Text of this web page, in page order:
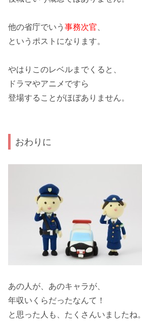
他の省庁でいう 事務次官
というポストになります。
やはりこのレベルまでくると、
ドラマやアニメですら
登場することがほぼありません。
おわりに
あの人が、あのキャラが、
年収いくらだったなんて！
と思った人も、たくさんいましたね。